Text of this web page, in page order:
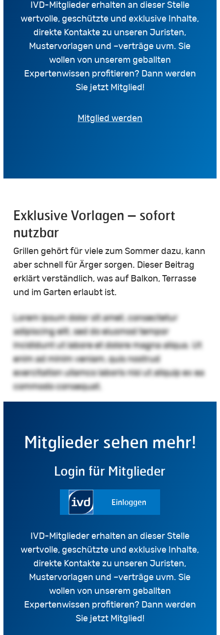
IVD-Mitglieder erhalten an dieser Stelle
wertvolle, geschützte und exklusive Inhalte,
direkte Kontakte zu unseren Juristen,
Mustervorlagen und –verträge uvm. Sie
wollen von unserem geballten
Expertenwissen profitieren? Dann werden
Sie jetzt Mitglied!
Mitglied werden
Exklusive Vorlagen – sofort
nutzbar
Grillen gehört für viele zum Sommer dazu, kann
aber schnell für Ärger sorgen. Dieser Beitrag
erklärt verständlich, was auf Balkon, Terrasse
und im Garten erlaubt ist.
Lorem ipsum dolor sit amet, consectetur
adipiscing elit, sed do eiusmod tempor
incididunt ut labore et dolore magna aliqua. Ut
enim ad minim veniam, quis nostrud
exercitation ullamco laboris nisi ut aliquip ex ea
commodo consequat.
Mitglieder sehen mehr!
Login für Mitglieder
Einloggen
IVD-Mitglieder erhalten an dieser Stelle
wertvolle, geschützte und exklusive Inhalte,
direkte Kontakte zu unseren Juristen,
Mustervorlagen und –verträge uvm. Sie
wollen von unserem geballten
Expertenwissen profitieren? Dann werden
Sie jetzt Mitglied!